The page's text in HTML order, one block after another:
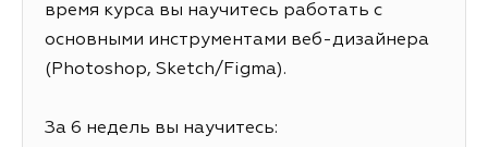
время курса вы научитесь работать с
основными инструментами веб-дизайнера
(Photoshop, Sketch/Figma).
За 6 недель вы научитесь: